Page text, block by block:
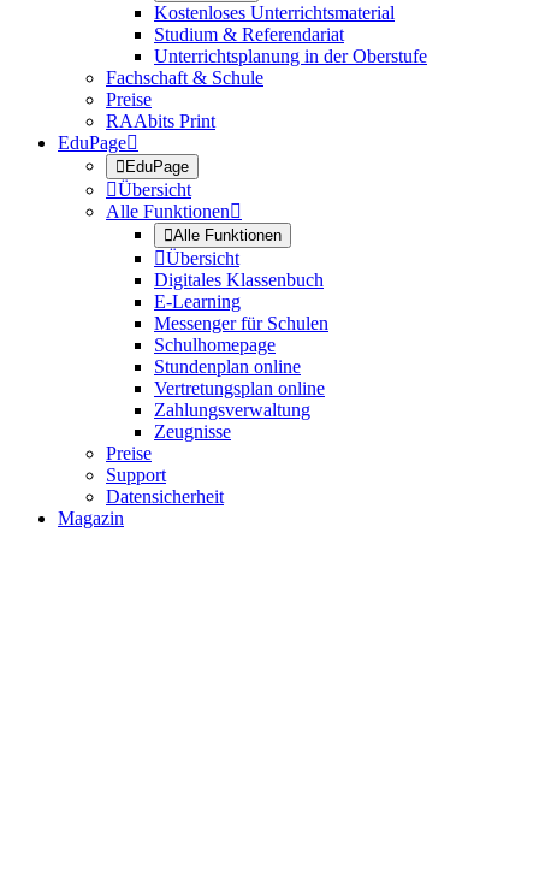
Kostenloses Unterrichtsmaterial
Studium & Referendariat
Unterrichtsplanung in der Oberstufe
Fachschaft & Schule
Preise
RAAbits Print
EduPage
EduPage
Übersicht
Alle Funktionen
Alle Funktionen
Übersicht
Digitales Klassenbuch
E-Learning
Messenger für Schulen
Schulhomepage
Stundenplan online
Vertretungsplan online
Zahlungsverwaltung
Zeugnisse
Preise
Support
Datensicherheit
Magazin